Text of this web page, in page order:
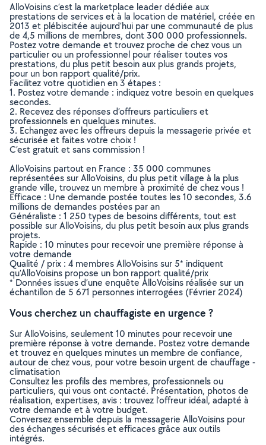
AlloVoisins c’est la marketplace leader dédiée aux
prestations de services et à la location de matériel, créée en
2013 et plébiscitée aujourd’hui par une communauté de plus
de 4,5 millions de membres, dont 300 000 professionnels.
Postez votre demande et trouvez proche de chez vous un
particulier ou un professionnel pour réaliser toutes vos
prestations, du plus petit besoin aux plus grands projets,
pour un bon rapport qualité/prix.
Facilitez votre quotidien en 3 étapes :
1. Postez votre demande : indiquez votre besoin en quelques
secondes.
2. Recevez des réponses d’offreurs particuliers et
professionnels en quelques minutes.
3. Echangez avec les offreurs depuis la messagerie privée et
sécurisée et faites votre choix !
C’est gratuit et sans commission !
AlloVoisins partout en France : 35 000 communes
représentées sur AlloVoisins, du plus petit village à la plus
grande ville, trouvez un membre à proximité de chez vous !
Efficace : Une demande postée toutes les 10 secondes, 3.6
millions de demandes postées par an
Généraliste : 1 250 types de besoins différents, tout est
possible sur AlloVoisins, du plus petit besoin aux plus grands
projets.
Rapide : 10 minutes pour recevoir une première réponse à
votre demande
Qualité / prix : 4 membres AlloVoisins sur 5* indiquent
qu’AlloVoisins propose un bon rapport qualité/prix
* Données issues d’une enquête AlloVoisins réalisée sur un
échantillon de 5 671 personnes interrogées (Février 2024)
Vous cherchez un chauffagiste en urgence ?
Sur AlloVoisins, seulement 10 minutes pour recevoir une
première réponse à votre demande. Postez votre demande
et trouvez en quelques minutes un membre de confiance,
autour de chez vous, pour votre besoin urgent de chauffage -
climatisation
Consultez les profils des membres, professionnels ou
particuliers, qui vous ont contacté. Présentation, photos de
réalisation, expertises, avis : trouvez l'offreur idéal, adapté à
votre demande et à votre budget.
Conversez ensemble depuis la messagerie AlloVoisins pour
des échanges sécurisés et efficaces grâce aux outils
intégrés.